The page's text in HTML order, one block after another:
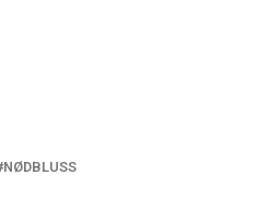
NØDBLUSS